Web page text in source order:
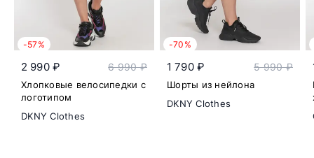
-57%
2 990 ₽ 6 990 ₽
Хлопковые велосипедки с
логотипом
DKNY Clothes
-70%
1 790 ₽ 5 990 ₽
Шорты из нейлона
DKNY Clothes